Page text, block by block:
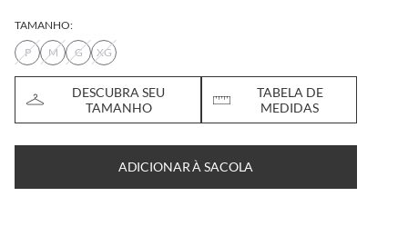
TAMANHO:
P
M G XG
DESCUBRA SEU
TAMANHO
TABELA DE
MEDIDAS
ADICIONAR À SACOLA